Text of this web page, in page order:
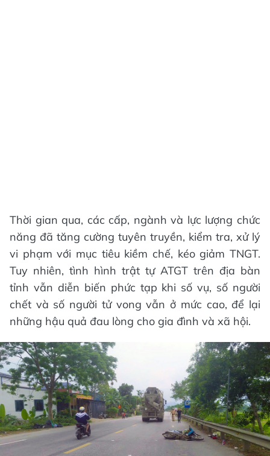
Thời gian qua, các cấp, ngành và lực lượng chức
năng đã tăng cường tuyên truyền, kiểm tra, xử lý
vi phạm với mục tiêu kiềm chế, kéo giảm TNGT.
Tuy nhiên, tình hình trật tự ATGT trên địa bàn
tỉnh vẫn diễn biến phức tạp khi số vụ, số người
chết và số người tử vong vẫn ở mức cao, để lại
những hậu quả đau lòng cho gia đình và xã hội.